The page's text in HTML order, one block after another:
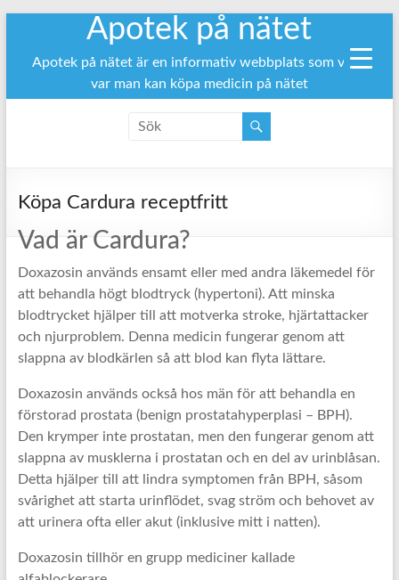
innehåll
Apotek på nätet
Apotek på nätet är en informativ webbplats som visar
var man kan köpa medicin på nätet
Köpa Cardura receptfritt
Vad är Cardura?
Doxazosin används ensamt eller med andra läkemedel för
att behandla högt blodtryck (hypertoni). Att minska
blodtrycket hjälper till att motverka stroke, hjärtattacker
och njurproblem. Denna medicin fungerar genom att
slappna av blodkärlen så att blod kan flyta lättare.
Doxazosin används också hos män för att behandla en
förstorad prostata (benign prostatahyperplasi – BPH).
Den krymper inte prostatan, men den fungerar genom att
slappna av musklerna i prostatan och en del av urinblåsan.
Detta hjälper till att lindra symptomen från BPH, såsom
svårighet att starta urinflödet, svag ström och behovet av
att urinera ofta eller akut (inklusive mitt i natten).
Doxazosin tillhör en grupp mediciner kallade